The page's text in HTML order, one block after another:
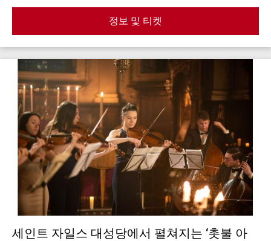
정보 및 티켓
세인트 자일스 대성당에서 펼쳐지는 ‘촛불 아